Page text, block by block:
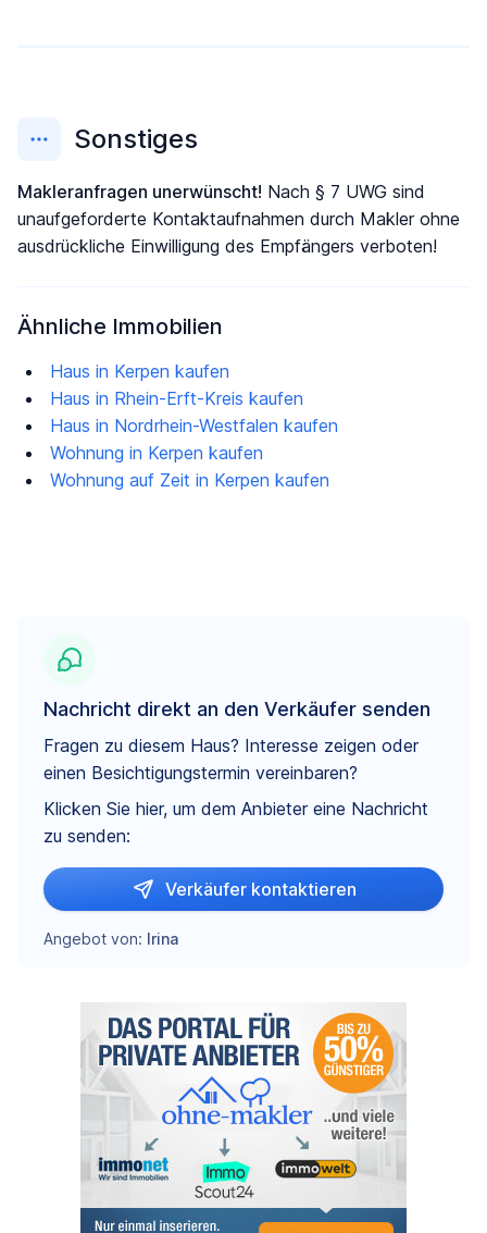
Sonstiges
Makleranfragen unerwünscht! Nach § 7 UWG sind
unaufgeforderte Kontaktaufnahmen durch Makler ohne
ausdrückliche Einwilligung des Empfängers verboten!
Ähnliche Immobilien
Haus in Kerpen kaufen
Haus in Rhein-Erft-Kreis kaufen
Haus in Nordrhein-Westfalen kaufen
Wohnung in Kerpen kaufen
Wohnung auf Zeit in Kerpen kaufen
Nachricht direkt an den Verkäufer senden
Fragen zu diesem Haus? Interesse zeigen oder
einen Besichtigungstermin vereinbaren?
Klicken Sie hier, um dem Anbieter eine Nachricht
zu senden:
Verkäufer kontaktieren
Angebot von: Irina